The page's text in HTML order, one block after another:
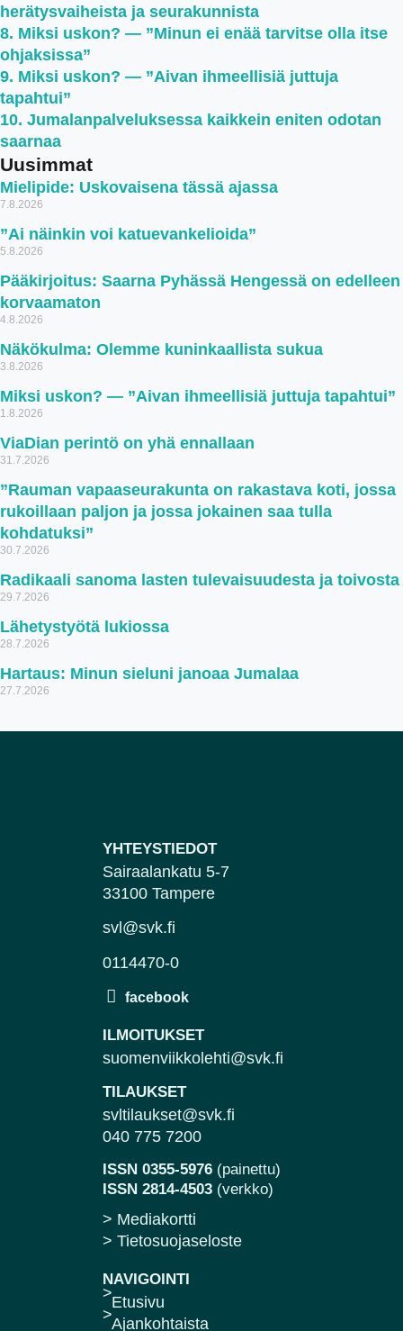
herätysvaiheista ja seurakunnista
Miksi uskon? — ”Minun ei enää tarvitse olla itse
ohjaksissa”
Miksi uskon? — ”Aivan ihmeellisiä juttuja
tapahtui”
Jumalanpalveluksessa kaikkein eniten odotan
saarnaa
Uusimmat
Mielipide: Uskovaisena tässä ajassa
7.8.2026
”Ai näinkin voi katuevankelioida”
5.8.2026
Pääkirjoitus: Saarna Pyhässä Hengessä on edelleen
korvaamaton
4.8.2026
Näkökulma: Olemme kuninkaallista sukua
3.8.2026
Miksi uskon? — ”Aivan ihmeellisiä juttuja tapahtui”
1.8.2026
ViaDian perintö on yhä ennallaan
31.7.2026
”Rauman vapaaseurakunta on rakastava koti, jossa
rukoillaan paljon ja jossa jokainen saa tulla
kohdatuksi”
30.7.2026
Radikaali sanoma lasten tulevaisuudesta ja toivosta
29.7.2026
Lähetystyötä lukiossa
28.7.2026
Hartaus: Minun sieluni janoaa Jumalaa
27.7.2026
YHTEYSTIEDOT
Sairaalankatu 5-7
33100 Tampere
svl@svk.fi
0114470-0
ILMOITUKSET
suomenviikkolehti@svk.fi
TILAUKSET
svltilaukset@svk.fi
040 775 7200
ISSN 0355-5976 (painettu)
ISSN 2814-4503 (verkko)
> Mediakortti
> Tietosuojaseloste
NAVIGOINTI
Etusivu
Ajankohtaista